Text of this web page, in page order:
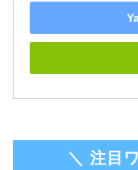
＼ 注目